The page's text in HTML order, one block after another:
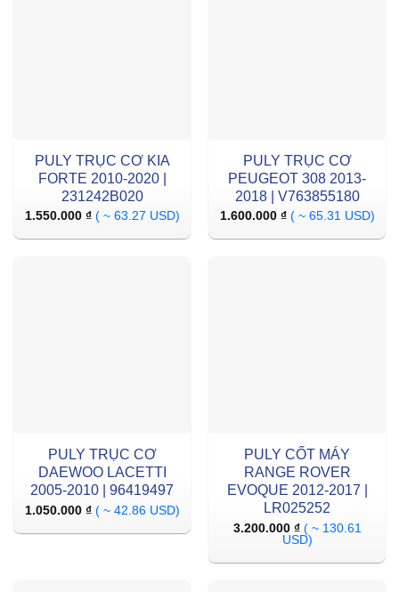
PULY TRỤC CƠ KIA
FORTE 2010-2020 |
231242B020
1.550.000 ₫ ( ~ 63.27 USD)
PULY TRỤC CƠ
PEUGEOT 308 2013-
2018 | V763855180
1.600.000 ₫ ( ~ 65.31 USD)
PULY TRỤC CƠ
DAEWOO LACETTI
2005-2010 | 96419497
1.050.000 ₫ ( ~ 42.86 USD)
PULY CỐT MÁY
RANGE ROVER
EVOQUE 2012-2017 |
LR025252
3.200.000 ₫ ( ~ 130.61
USD)